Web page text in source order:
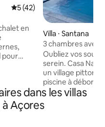
Évaluation moyenne sur la
5 (42)
en
pour
pierre,
Jorge et
falaises
Villa ⋅ Santana
3 chambres avec
climatisation et
l'océan
Oubliez vos
serein. Casa NamaStay est nichée dans
un village
piscine à
vue
complètement de
dans les villas
Açores